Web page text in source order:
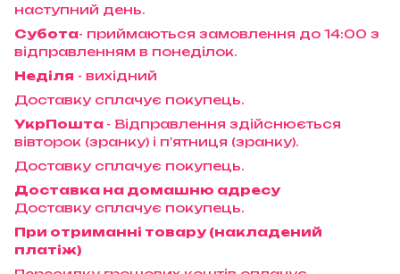
наступний день.
Субота- приймаються замовлення до 14:00 з
відправленням в понеділок.
Неділя - вихідний
Доставку сплачує покупець.
УкрПошта - Відправлення здійснюється
вівторок (зранку) і п'ятниця (зранку).
Доставку сплачує покупець.
Доставка на домашню адресу
Доставку сплачує покупець.
При отриманні товару (накладений
платіж)